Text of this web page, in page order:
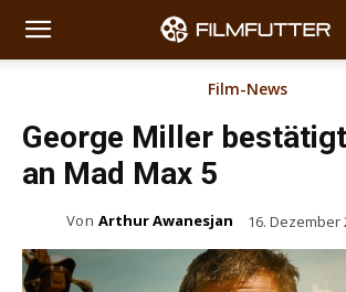
Film-News
George Miller
an Mad Max 5
Von Arthur Awanesjan 16. Dezember